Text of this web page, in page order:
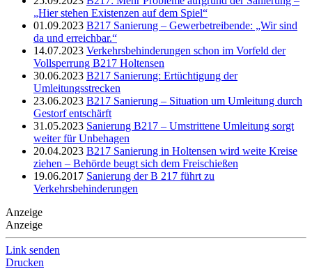
„Hier stehen Existenzen auf dem Spiel“
01.09.2023 B217 Sanierung – Gewerbetreibende: „Wir sind
da und erreichbar.“
14.07.2023 Verkehrsbehinderungen schon im Vorfeld der
Vollsperrung B217 Holtensen
30.06.2023 B217 Sanierung: Ertüchtigung der
Umleitungsstrecken
23.06.2023 B217 Sanierung – Situation um Umleitung durch
Gestorf entschärft
31.05.2023 Sanierung B217 – Umstrittene Umleitung sorgt
weiter für Unbehagen
20.04.2023 B217 Sanierung in Holtensen wird weite Kreise
ziehen – Behörde beugt sich dem Freischießen
19.06.2017 Sanierung der B 217 führt zu
Verkehrsbehinderungen
Anzeige
Anzeige
Link senden
Drucken